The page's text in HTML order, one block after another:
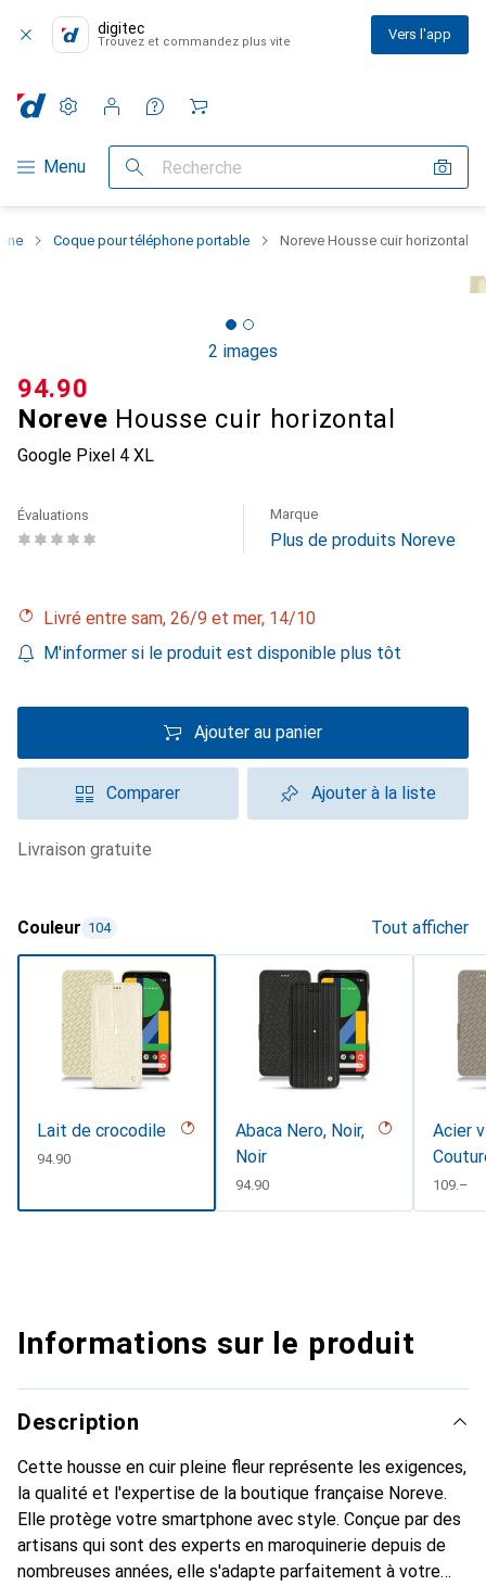
digitec
Trouvez et commandez plus vite Vers l'app
Navigation par catégorie
Menu Recherche
Paramètres
Compte client
Listes de comparaison
Listes d'envies
Panier
Coque pour téléphone portable Noreve Housse cuir horizontal
2 images
Noreve Housse cuir horizontal
Google Pixel 4 XL
CHF
94.90
Évaluations Marque
Plus de produits Noreve
Livré entre sam, 26/9 et mer, 14/10
M'informer si le produit est disponible plus tôt
Ajouter au panier
Comparer Ajouter à la liste
livraison gratuite
Couleur 104 Tout afficher
Lait de crocodile
CHF
94.90
Abaca Nero, Noir,
Noir
CHF
94.90
Acier
CHF
109.–
Informations sur le produit
Description
Cette housse en cuir pleine fleur représente les exigences,
la qualité et l'expertise de la boutique française Noreve.
Elle protège votre smartphone avec style. Conçue par des
artisans qui sont des experts en maroquinerie depuis de
nombreuses années, elle s'adapte parfaitement à votre